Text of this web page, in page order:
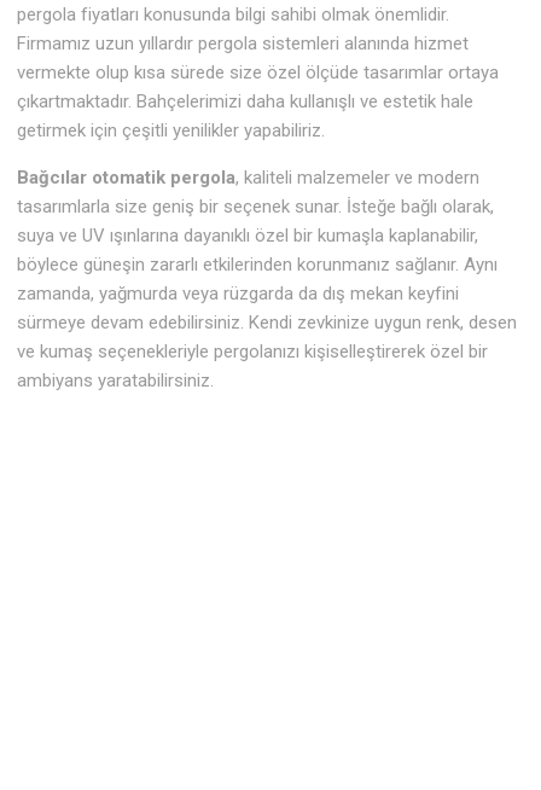
pergola fiyatları konusunda bilgi sahibi olmak önemlidir.
Firmamız uzun yıllardır pergola sistemleri alanında hizmet
vermekte olup kısa sürede size özel ölçüde tasarımlar ortaya
çıkartmaktadır. Bahçelerimizi daha kullanışlı ve estetik hale
getirmek için çeşitli yenilikler yapabiliriz.
Bağcılar otomatik pergola, kaliteli malzemeler ve modern
tasarımlarla size geniş bir seçenek sunar. İsteğe bağlı olarak,
suya ve UV ışınlarına dayanıklı özel bir kumaşla kaplanabilir,
böylece güneşin zararlı etkilerinden korunmanız sağlanır. Aynı
zamanda, yağmurda veya rüzgarda da dış mekan keyfini
sürmeye devam edebilirsiniz. Kendi zevkinize uygun renk, desen
ve kumaş seçenekleriyle pergolanızı kişiselleştirerek özel bir
ambiyans yaratabilirsiniz.